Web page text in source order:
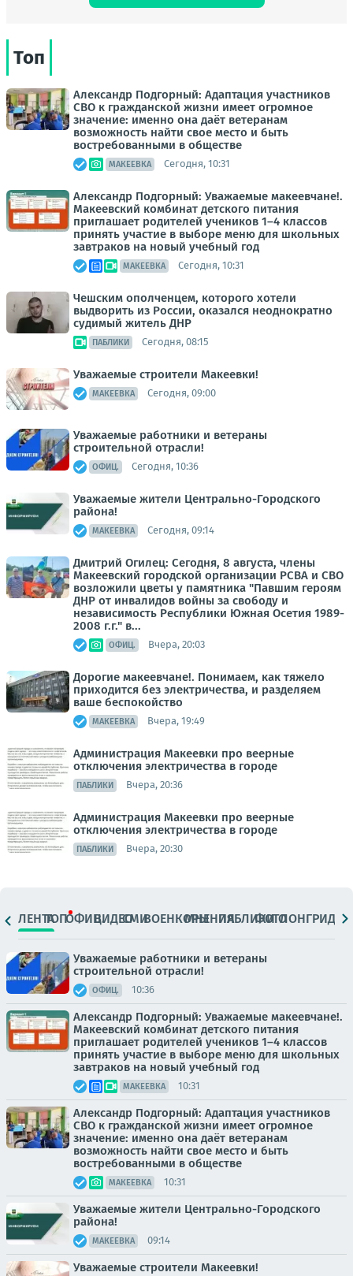
Топ
Александр Подгорный: Адаптация участников
СВО к гражданской жизни имеет огромное
значение: именно она даёт ветеранам
возможность найти свое место и быть
востребованными в обществе
МАКЕЕВКА Сегодня, 10:31
Александр Подгорный: Уважаемые макеевчане!.
Макеевский комбинат детского питания
приглашает родителей учеников 1–4 классов
принять участие в выборе меню для школьных
завтраков на новый учебный год
МАКЕЕВКА Сегодня, 10:31
Чешским ополченцем, которого хотели
выдворить из России, оказался неоднократно
судимый житель ДНР
ПАБЛИКИ Сегодня, 08:15
Уважаемые строители Макеевки!
МАКЕЕВКА Сегодня, 09:00
Уважаемые работники и ветераны
строительной отрасли!
ОФИЦ. Сегодня, 10:36
Уважаемые жители Центрально-Городского
района!
МАКЕЕВКА Сегодня, 09:14
Дмитрий Огилец: Сегодня, 8 августа, члены
Макеевский городской организации РСВА и СВО
возложили цветы у памятника "Павшим героям
ДНР от инвалидов войны за свободу и
независимость Республики Южная Осетия 1989-
2008 г.г." в...
ОФИЦ. Вчера, 20:03
Дорогие макеевчане!. Понимаем, как тяжело
приходится без электричества, и разделяем
ваше беспокойство
МАКЕЕВКА Вчера, 19:49
Администрация Макеевки про веерные
отключения электричества в городе
ПАБЛИКИ Вчера, 20:36
Администрация Макеевки про веерные
отключения электричества в городе
ПАБЛИКИ Вчера, 20:30
ЛЕНТАТОПОФИЦ.ВИДЕОСМИВОЕНКОРЫМНЕНИЯПАБЛИКИ
ФОТОЛОНГРИДЫ
Уважаемые работники и ветераны
строительной отрасли!
ОФИЦ. 10:36
Александр Подгорный: Уважаемые макеевчане!.
Макеевский комбинат детского питания
приглашает родителей учеников 1–4 классов
принять участие в выборе меню для школьных
завтраков на новый учебный год
МАКЕЕВКА 10:31
Александр Подгорный: Адаптация участников
СВО к гражданской жизни имеет огромное
значение: именно она даёт ветеранам
возможность найти свое место и быть
востребованными в обществе
МАКЕЕВКА 10:31
Уважаемые жители Центрально-Городского
района!
МАКЕЕВКА 09:14
Уважаемые строители Макеевки!